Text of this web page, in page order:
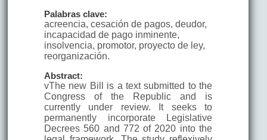
Palabras clave:
acreencia, cesación de pagos, deudor,
incapacidad de pago inminente,
insolvencia, promotor, proyecto de ley,
reorganización.
Abstract:
vThe new Bill is a text submitted to the
Congress of the Republic and is
currently under review. It seeks to
permanently incorporate Legislative
Decrees 560 and 772 of 2020 into the